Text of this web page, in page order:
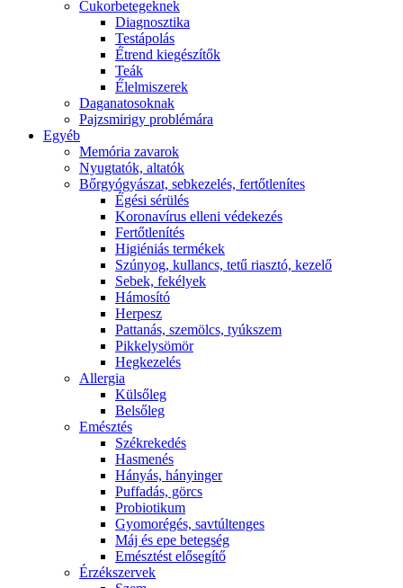
Cukorbetegeknek
Diagnosztika
Testápolás
É́trend kiegészítők
Teák
É́lelmiszerek
Daganatosoknak
Pajzsmirigy problémára
Egyéb
Memória zavarok
Nyugtatók, altatók
Bőrgyógyászat, sebkezelés, fertőtlenítes
É́gési sérülés
Koronavírus elleni védekezés
Fertőtlenítés
Higiéniás termékek
Szúnyog, kullancs, tetű riasztó, kezelő
Sebek, fekélyek
Hámosító
Herpesz
Pattanás, szemölcs, tyúkszem
Pikkelysömör
Hegkezelés
Allergia
Külsőleg
Belsőleg
Emésztés
Székrekedés
Hasmenés
Hányás, hányinger
Puffadás, görcs
Probiotikum
Gyomorégés, savtúltenges
Máj és epe betegség
Emésztést elősegítő
Érzékszervek